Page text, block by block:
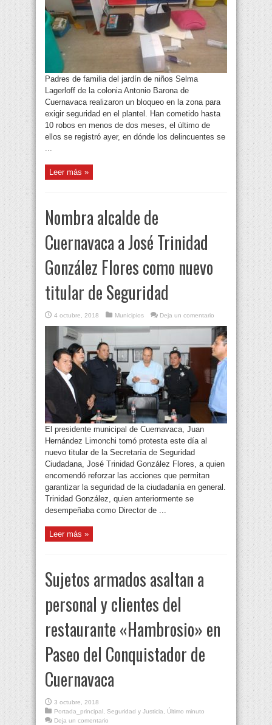
Padres de familia del jardín de niños Selma
Lagerloff de la colonia Antonio Barona de
Cuernavaca realizaron un bloqueo en la zona para
exigir seguridad en el plantel. Han cometido hasta
10 robos en menos de dos meses, el último de
ellos se registró ayer, en dónde los delincuentes se
...
Leer más »
Nombra alcalde de
Cuernavaca a José Trinidad
González Flores como nuevo
titular de Seguridad
4 octubre, 2018 Municipios Deja un comentario
El presidente municipal de Cuernavaca, Juan
Hernández Limonchi tomó protesta este día al
nuevo titular de la Secretaría de Seguridad
Ciudadana, José Trinidad González Flores, a quien
encomendó reforzar las acciones que permitan
garantizar la seguridad de la ciudadanía en general.
Trinidad González, quien anteriormente se
desempeñaba como Director de ...
Leer más »
Sujetos armados asaltan a
personal y clientes del
restaurante «Hambrosio» en
Paseo del Conquistador de
Cuernavaca
3 octubre, 2018
Portada_principal, Seguridad y Justicia, Último minuto
Deja un comentario